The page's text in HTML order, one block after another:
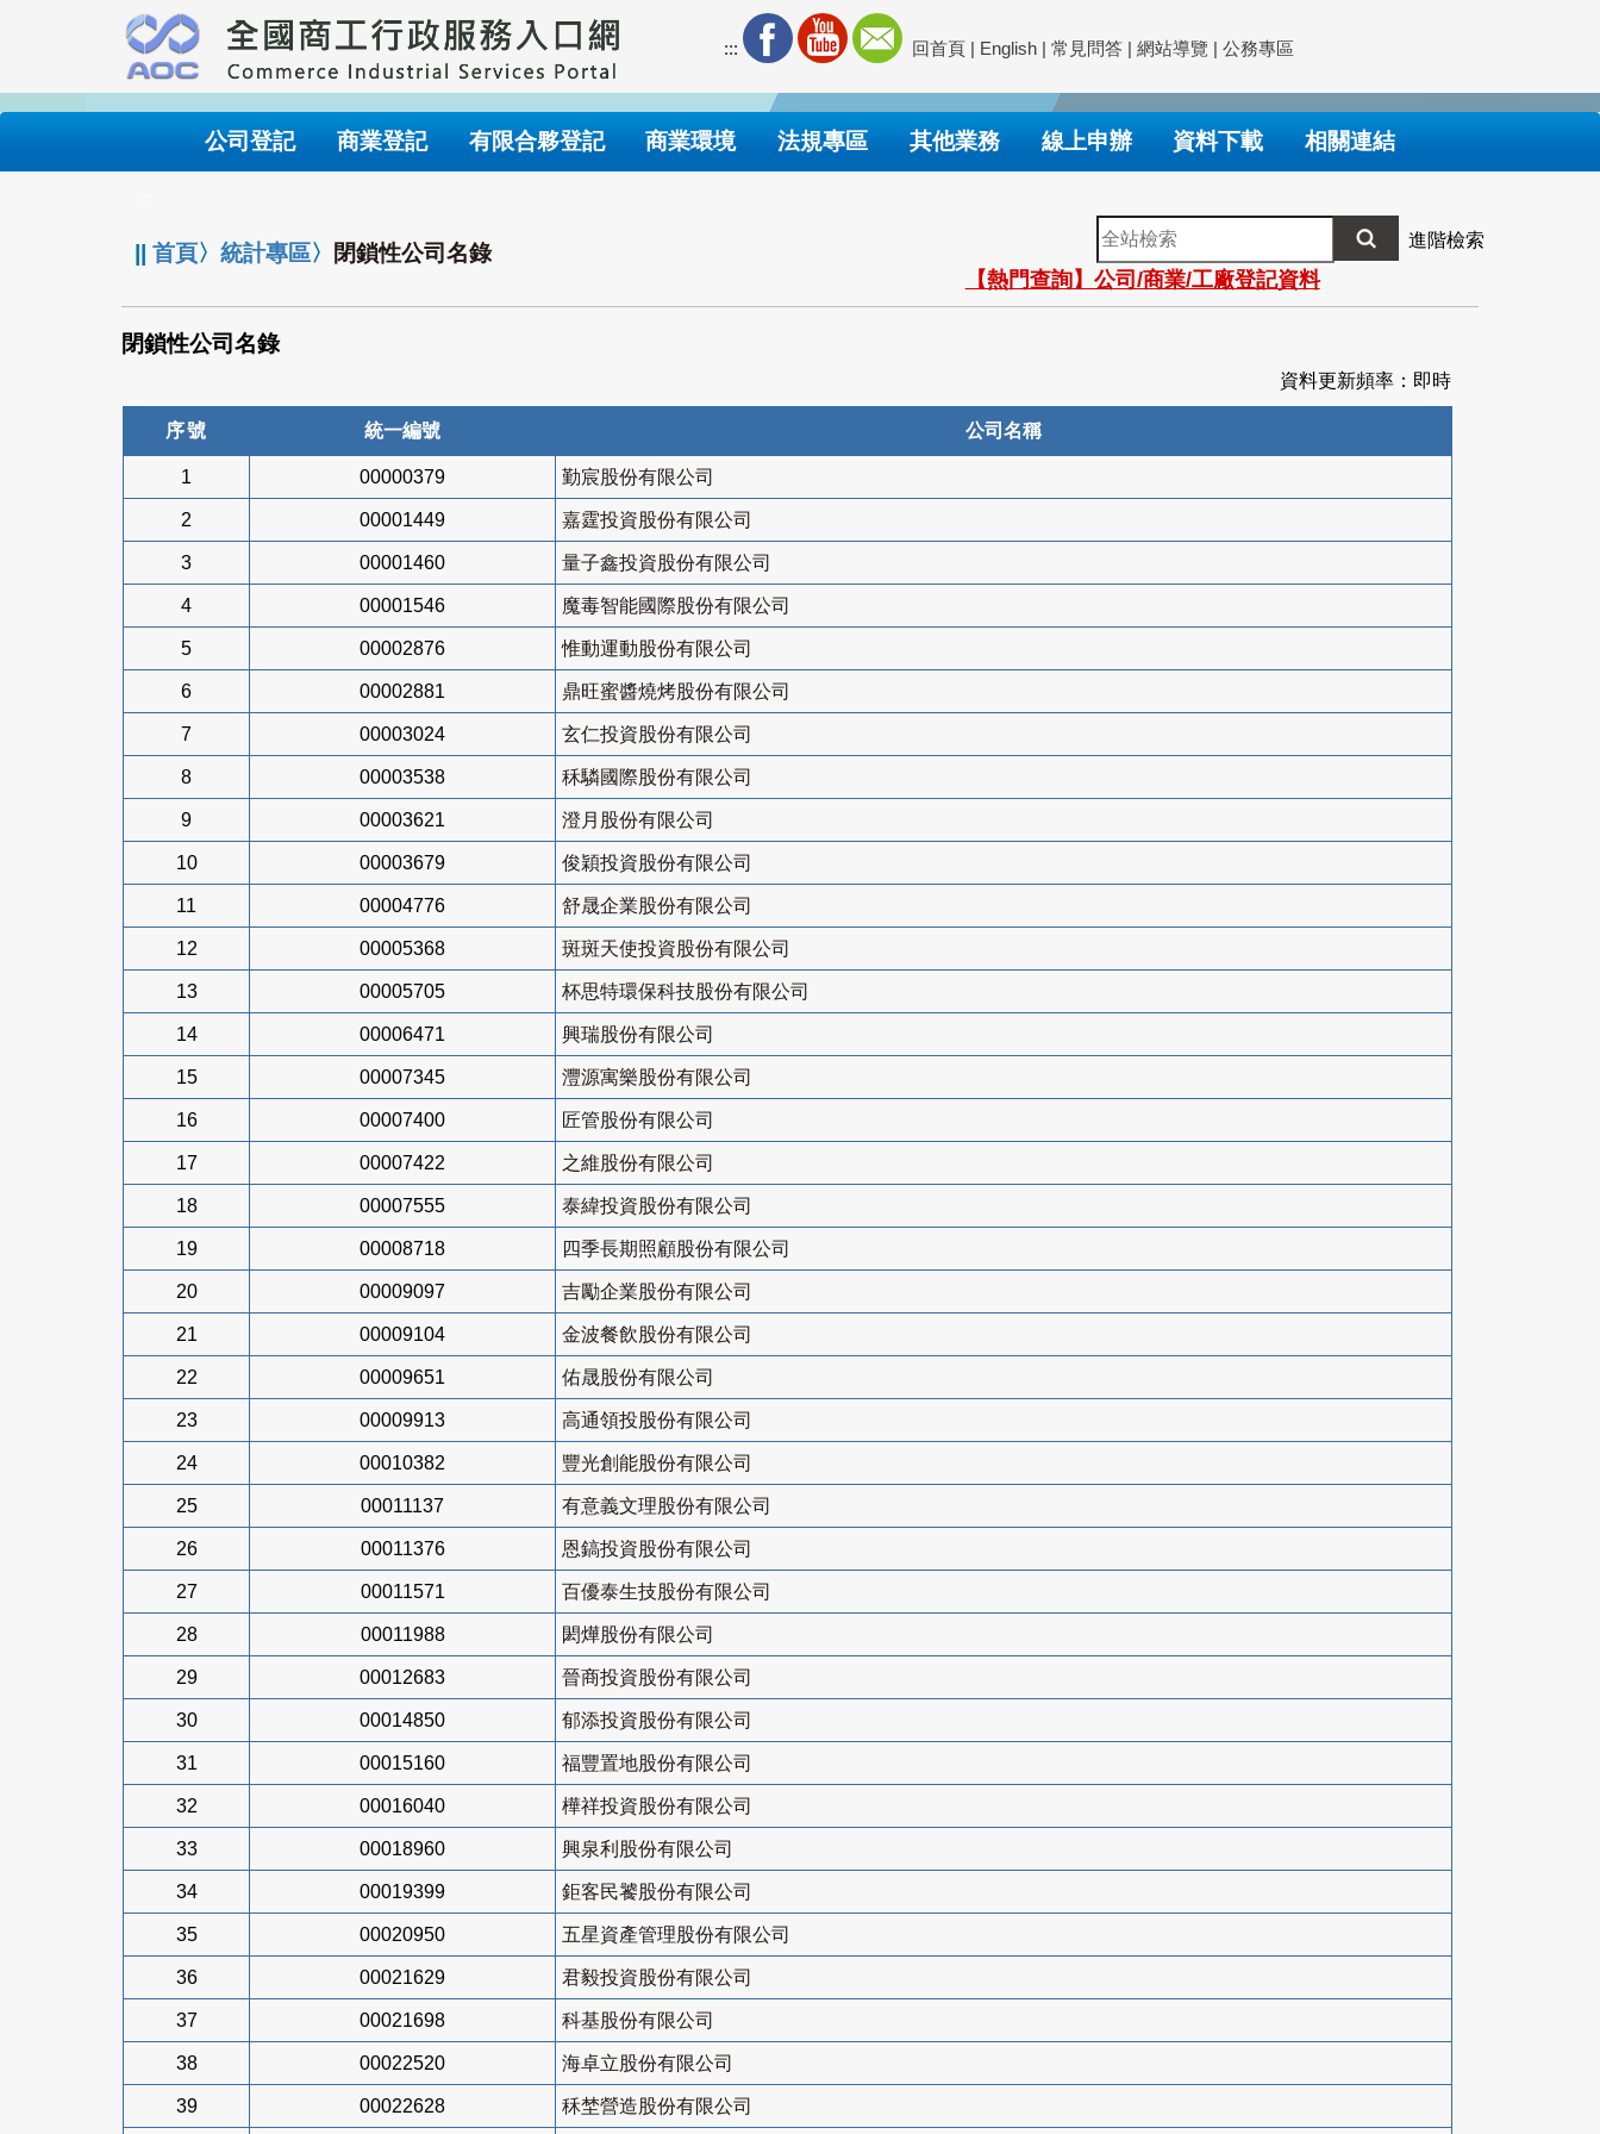
要
內
::: 回首頁 | English | 常見問答 | 網站導覽 | 公務專區
公司登記 商業登記 有限合夥登記 商業環境 法規專區 其他業務 線上申辦 資料下載 相關連結
||首頁〉統計專區〉 閉鎖性公司名錄
全
站
檢
索
進階檢索
【熱門查詢】公司/商業/工廠登記資料
閉鎖性公司名錄
資料更新頻率：即時
序號 統一編號 公司名稱
1 00000379 勤宸股份有限公司
2 00001449 嘉霆投資股份有限公司
3 00001460 量子鑫投資股份有限公司
4 00001546 魔毒智能國際股份有限公司
5 00002876 惟動運動股份有限公司
6 00002881 鼎旺蜜醬燒烤股份有限公司
7 00003024 玄仁投資股份有限公司
8 00003538 秝驎國際股份有限公司
9 00003621 澄月股份有限公司
10 00003679 俊穎投資股份有限公司
11 00004776 舒晟企業股份有限公司
12 00005368 斑斑天使投資股份有限公司
13 00005705 杯思特環保科技股份有限公司
14 00006471 興瑞股份有限公司
15 00007345 灃源寓樂股份有限公司
16 00007400 匠管股份有限公司
17 00007422 之維股份有限公司
18 00007555 泰緯投資股份有限公司
19 00008718 四季長期照顧股份有限公司
20 00009097 吉勵企業股份有限公司
21 00009104 金波餐飲股份有限公司
22 00009651 佑晟股份有限公司
23 00009913 高通領投股份有限公司
24 00010382 豐光創能股份有限公司
25 00011137 有意義文理股份有限公司
26 00011376 恩鎬投資股份有限公司
27 00011571 百優泰生技股份有限公司
28 00011988 閎燁股份有限公司
29 00012683 晉商投資股份有限公司
30 00014850 郁添投資股份有限公司
31 00015160 福豐置地股份有限公司
32 00016040 樺祥投資股份有限公司
33 00018960 興泉利股份有限公司
34 00019399 鉅客民饕股份有限公司
35 00020950 五星資產管理股份有限公司
36 00021629 君毅投資股份有限公司
37 00021698 科基股份有限公司
38 00022520 海卓立股份有限公司
39 00022628 秝埜營造股份有限公司